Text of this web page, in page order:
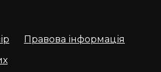
Правова інформація